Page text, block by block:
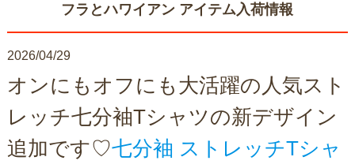
フラとハワイアン アイテム入荷情報
2026/04/29
オンにもオフにも大活躍の人気スト
レッチ七分袖Tシャツの新デザイン
追加です♡七分袖 ストレッチTシャ